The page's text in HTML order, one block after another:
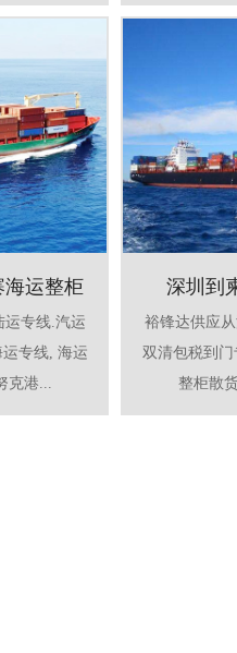
运整柜
运专线.汽运
专线, 海运
克港...
深圳到
裕锋达供应
双清包税到
整柜散